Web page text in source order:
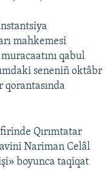
mahkemesi
qabul
seneniñ oktâbr
qorantasında
Qırımtatar
Nariman Celâl
boyunca taqiqat